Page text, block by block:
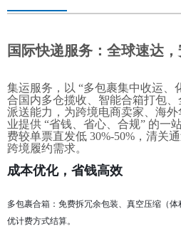
国际快递服务：全球速达
集运服务，以 “多包裹集中收运、
合国内多仓揽收、智能合箱打包
派送能力，为跨境电商卖家、海
业提供 “省钱、省心、合规” 的一
费较单票直发低 30%-50%，清关
跨境履约需求。
成本优化，省钱高效
多包裹合箱：免费拆冗余包装、真空压缩（
优计费方式结算。